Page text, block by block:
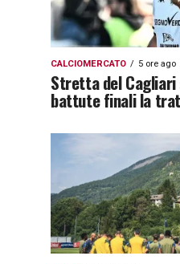
CALCIOMERCATO 5 ore ago
Stretta del Cagliari
battute finali la